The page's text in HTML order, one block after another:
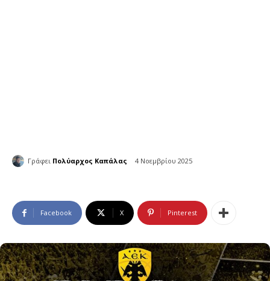
Γράφει Πολύαρχος Καπάλας 4 Νοεμβρίου 2025
Facebook X Pinterest